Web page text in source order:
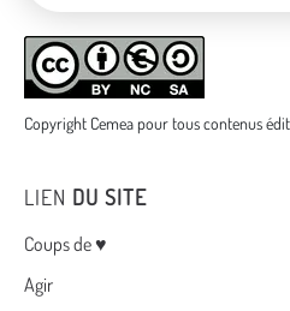
Copyright Cemea pour tous contenus
LIEN DU SITE
Menu
Coups de ♥
Agir